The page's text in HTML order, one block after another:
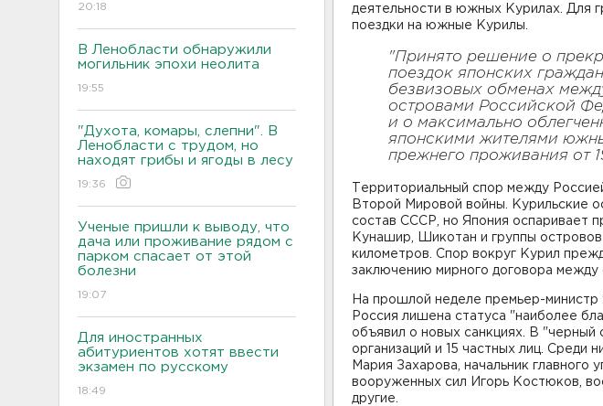
20:18
В Ленобласти обнаружили
могильник эпохи неолита
19:55
"Духота, комары, слепни". В
Ленобласти с трудом, но
находят грибы и ягоды в лесу
19:36
Ученые пришли к выводу, что
дача или проживание рядом с
парком спасает от этой
болезни
19:07
Для иностранных
абитуриентов хотят ввести
экзамен по русскому
18:49
деятельности в южных Курилах. Для
поездки на южные Курилы.
"Принято решение о
поездок японских
безвизовых обменах
островами Российской
и о максимально
японскими жителями
прежнего проживания от
Территориальный спор между
Второй Мировой войны. Курильские
состав СССР, но Япония оспаривает
Кунашир, Шикотан и группы
километров. Спор вокруг Курил
заключению мирного договора между
На прошлой неделе премьер-
Россия лишена статуса "наиболее
объявил о новых санкциях. В "черный
организаций и 15 частных лиц.
Мария Захарова, начальник главного
вооруженных сил Игорь Костюков,
другие.